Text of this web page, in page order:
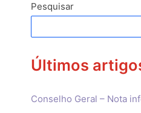
Pesquisar
Últimos
Conselho Geral – Nota